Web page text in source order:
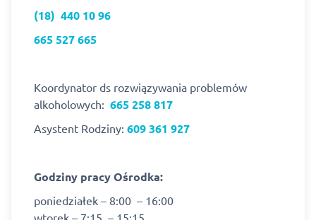
(18) 440 10 96
665 527 665
Koordynator ds rozwiązywania problemów
alkoholowych: 665 258 817
Asystent Rodziny: 609 361 927
Godziny pracy Ośrodka:
poniedziałek – 8:00 – 16:00